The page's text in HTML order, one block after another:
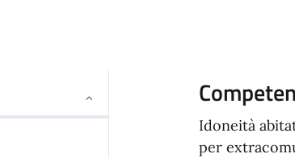
Idoneità
per